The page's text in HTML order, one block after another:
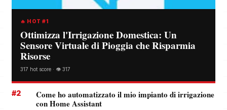
🔥 HOT #1
Ottimizza l'Irrigazione Domestica: Un
Sensore Virtuale di Pioggia che Risparmia
Risorse
317 hot score · 👁️ 317
#2
Come ho automatizzato il mio impianto di irrigazione
con Home Assistant